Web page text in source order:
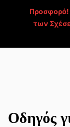
Προσφορά!
των
Οδηγός